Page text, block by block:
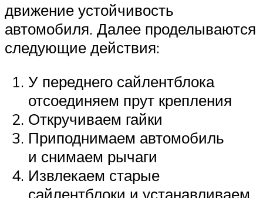
движение устойчивость
автомобиля. Далее проделываются
следующие действия:
У переднего сайлентблока
отсоединяем прут крепления
Откручиваем гайки
Приподнимаем автомобиль
и снимаем рычаги
Извлекаем старые
сайлентблоки и устанавливаем